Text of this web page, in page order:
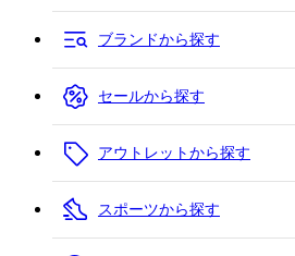
ブランドから探す
セールから探す
アウトレットから探す
スポーツから探す